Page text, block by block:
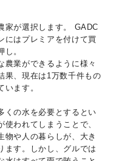
家が選択します。 GADC
にはプレミアを付けて買
し。
農業ができるように様々
果、現在は1万数千件もの
ます。
くの水を必要とするとい
われてしまうことで、
物や人の暮らしが、大き
ます。しかし、グルでは